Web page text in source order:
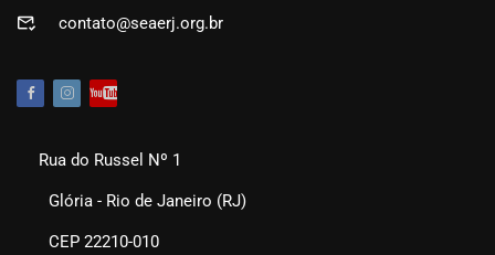
contato@seaerj.org.br
Rua do Russel Nº 1
Glória - Rio de Janeiro (RJ)
CEP 22210-010